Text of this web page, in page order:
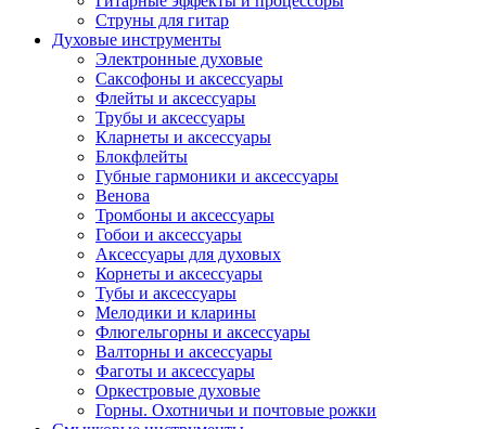
Струны для гитар
Духовые инструменты
Электронные духовые
Саксофоны и аксессуары
Флейты и аксессуары
Трубы и аксессуары
Кларнеты и аксессуары
Блокфлейты
Губные гармоники и аксессуары
Венова
Тромбоны и аксессуары
Гобои и аксессуары
Аксессуары для духовых
Корнеты и аксессуары
Тубы и аксессуары
Мелодики и кларины
Флюгельгорны и аксессуары
Валторны и аксессуары
Фаготы и аксессуары
Оркестровые духовые
Горны. Охотничьи и почтовые рожки